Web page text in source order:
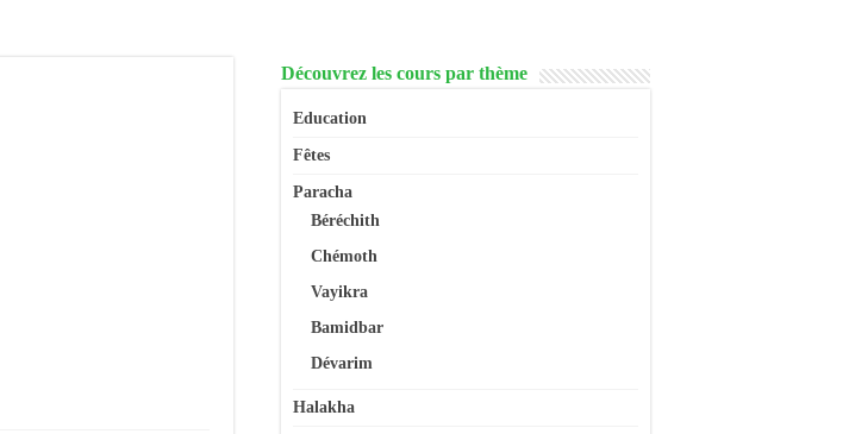
Découvrez les cours par thème
Education
Fêtes
Paracha
Béréchith
Chémoth
Vayikra
Bamidbar
Dévarim
Halakha